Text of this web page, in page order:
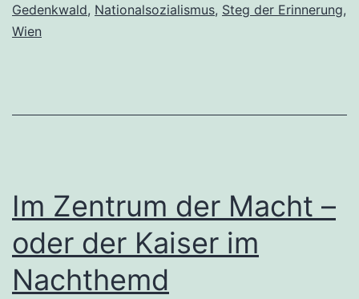
im
Gedenkwald, Nationalsozialismus, Steg der Erinnerung,
Wien
Im Zentrum der Macht –
oder der Kaiser im
Nachthemd